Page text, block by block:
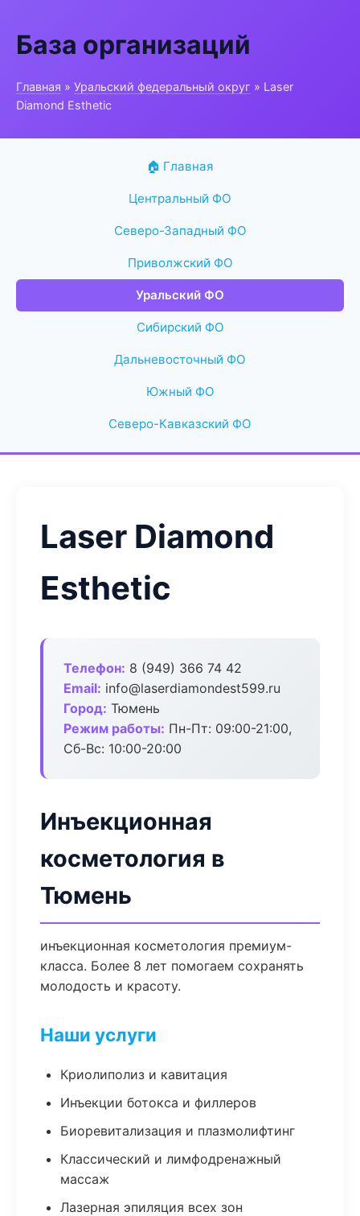
База организаций
Главная » Уральский федеральный округ » Laser
Diamond Esthetic
🏠 Главная
Центральный ФО
Северо-Западный ФО
Приволжский ФО
Уральский ФО
Сибирский ФО
Дальневосточный ФО
Южный ФО
Северо-Кавказский ФО
Laser Diamond
Esthetic
Телефон: 8 (949) 366 74 42
Email: info@laserdiamondest599.ru
Город: Тюмень
Режим работы: Пн-Пт: 09:00-21:00,
Сб-Вс: 10:00-20:00
Инъекционная
косметология в
Тюмень
инъекционная косметология премиум-
класса. Более 8 лет помогаем сохранять
молодость и красоту.
Наши услуги
Криолиполиз и кавитация
Инъекции ботокса и филлеров
Биоревитализация и плазмолифтинг
Классический и лимфодренажный
массаж
Лазерная эпиляция всех зон